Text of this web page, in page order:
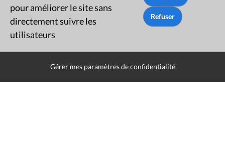
pour améliorer le site sans
directement suivre les
utilisateurs
Gérer mes paramètres de confidentialité
Contact
Presse
Liens utiles